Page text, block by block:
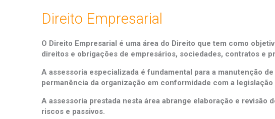
Direito Empresarial
O Direito Empresarial é uma área do Direito que tem como
direitos e obrigações de empresários, sociedades, contratos e
A assessoria especializada é fundamental para a manutenção
permanência da organização em conformidade com a
A assessoria prestada nesta área abrange elaboração e
riscos e passivos.